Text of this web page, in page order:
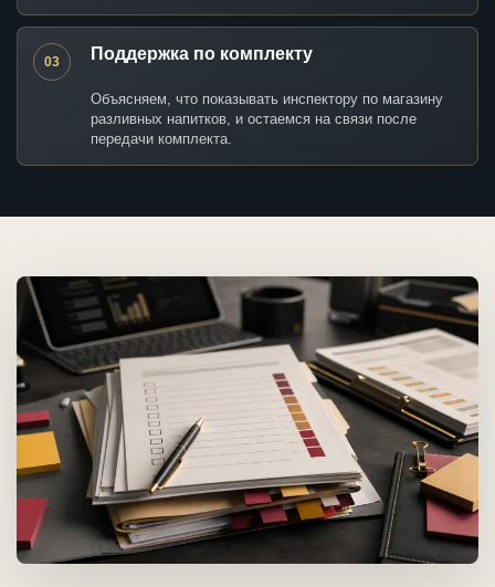
03 Поддержка по комплекту
Объясняем, что показывать инспектору по магазину
разливных напитков, и остаемся на связи после
передачи комплекта.